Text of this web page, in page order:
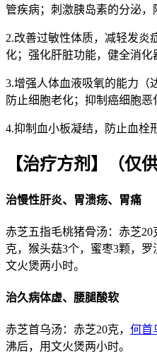
管疾病；刺激胰岛素的分泌，
2.改善过敏性体质，减轻发炎
化；强化肝脏功能，健全消化
3.增强人体血液吸氧的能力（
防止细胞老化；抑制癌细胞恶
4.抑制血小板凝结，防止血栓
【治疗方剂】 （仅
治慢性肝炎、胃溃疡、胃痛
赤芝五指毛桃猪骨汤： 赤芝20
克，猴头菇3个，蜜枣3颗， 罗
文火煲两小时。
治久病体虚、腰腿酸软
赤芝首乌汤： 赤芝20克， 何首
沸后，用文火煲两小时。